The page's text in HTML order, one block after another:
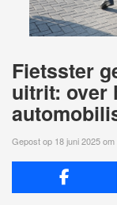
Fietsster
uitrit: over
Gepost op 18 juni 2025 om